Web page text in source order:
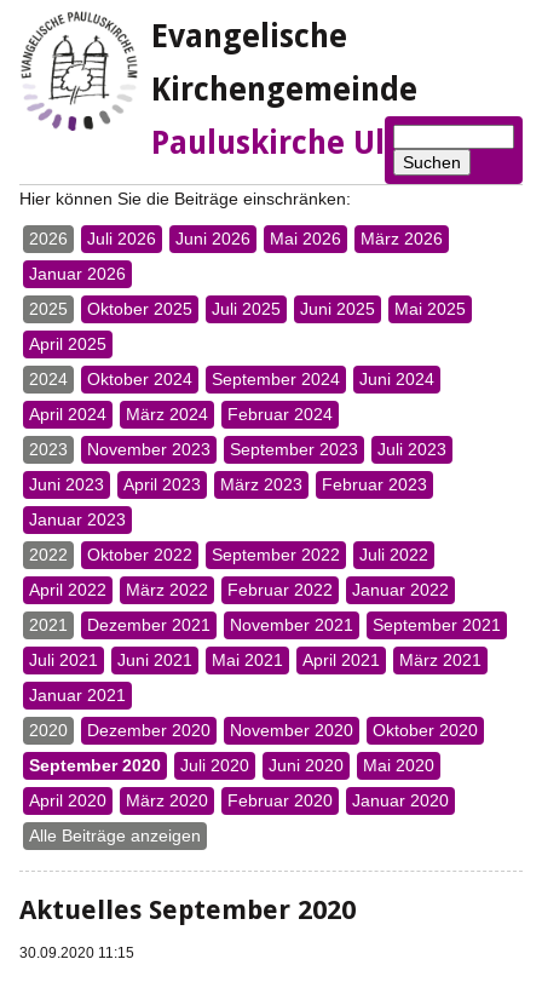
Evangelische
Kirchengemeinde
Pauluskirche Ulm
Suchen
Hier können Sie die Beiträge einschränken:
2026 Juli 2026 Juni 2026 Mai 2026
März 2026
Januar 2026
2025
Oktober 2025 Juli 2025 Juni 2025
Mai 2025
April 2025
2024
Oktober 2024 September 2024
Juni 2024
April 2024
März 2024
Februar 2024
2023
November 2023 September 2023
Juli 2023
Juni 2023
April 2023 März 2023
Februar 2023
Januar 2023
2022
Oktober 2022 September 2022
Juli 2022
April 2022
März 2022 Februar 2022
Januar 2022
2021
Dezember 2021 November 2021
September 2021
Juli 2021
Juni 2021 Mai 2021 April 2021
März 2021
Januar 2021
2020
Dezember 2020 November 2020
Oktober 2020
September 2020
Juli 2020 Juni 2020
Mai 2020
April 2020
März 2020 Februar 2020
Januar 2020
Alle Beiträge anzeigen
Aktuelles September 2020
30.09.2020 11:15